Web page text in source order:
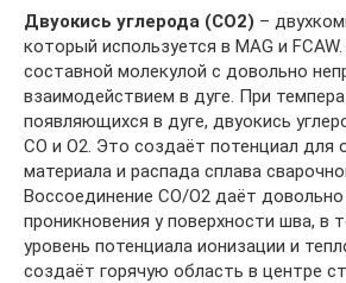
Двуокись углерода (CO2) –
который используется в MAG и
составной молекулой с довольно
взаимодействием в дуге. При
появляющихся в дуге, двуокись
CO и O2. Это создаёт потенциал для
материала и распада сплава
Воссоединение CO/O2 даёт
проникновения у поверхности шва, в
уровень потенциала ионизации и
создаёт горячую область в центре